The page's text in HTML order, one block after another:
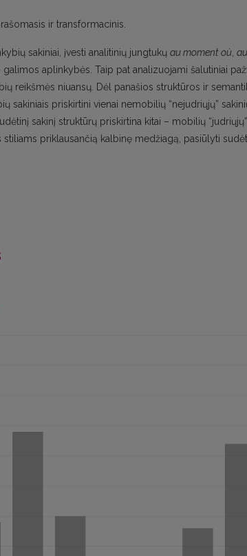
ir transformacinis.
sakiniai, įvesti analitinių jungtukų au moment où,
aplinkybės. Taip pat analizuojami šalutiniai
reikšmės niuansų. Dėl panašios struktūros ir
sakiniais priskirtini vienai nemobilių “nejudriųjų”
sakinį struktūrų priskirtina kitai – mobilių
stiliams priklausančią kalbinę medžiagą, pasiūlyti